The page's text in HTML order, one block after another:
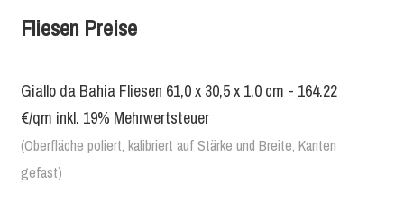
Fliesen Preise
Giallo da Bahia Fliesen 61,0 x 30,5 x 1,0 cm - 164.22
€/qm inkl. 19% Mehrwertsteuer
(Oberfläche poliert, kalibriert auf Stärke und Breite, Kanten
gefast)